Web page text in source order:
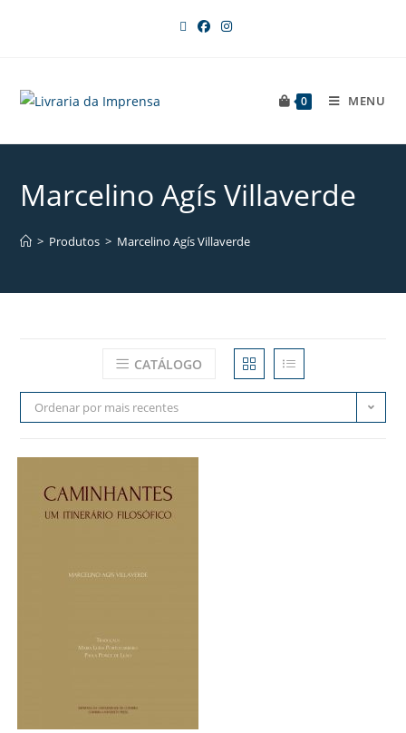
0 MENU
Marcelino Agís Villaverde
> Produtos > Marcelino Agís Villaverde
CATÁLOGO
Ordenar por mais recentes